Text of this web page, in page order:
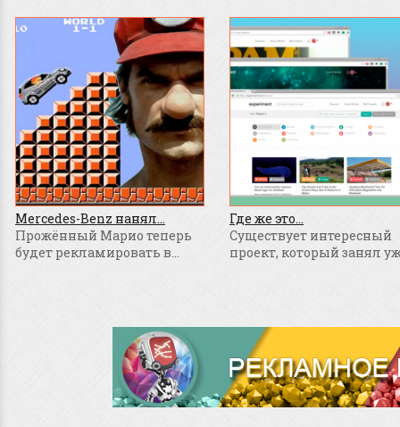
Mercedes-Benz нанял...
Прожённый Марио теперь
будет рекламировать в...
Где же это...
Существует интересный
проект, который занял